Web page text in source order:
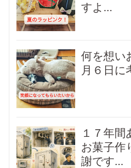
すよ...
何を想い
月６日に
１７年間
お菓子作
謝です...